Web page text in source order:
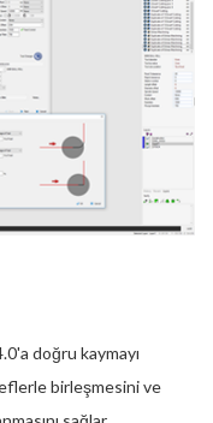
doğru kaymayı
birleşmesini ve